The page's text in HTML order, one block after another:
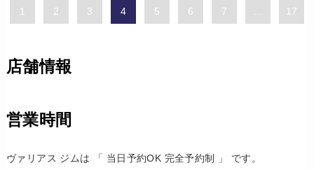
1 2 3 4 5 6 7 … 17
店舗情報
営業時間
ヴァリアス ジムは 「 当日予約OK 完全予約制 」 です。